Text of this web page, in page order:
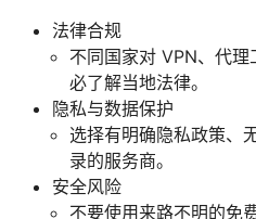
法律合规
不同国家对 VPN、代
必了解当地法律。
隐私与数据保护
选择有明确隐私政策、
录的服务商。
安全风险
不要使用来路不明的免